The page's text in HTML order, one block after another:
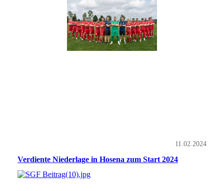
11.02.2024
Verdiente Niederlage in Hosena zum Start 2024